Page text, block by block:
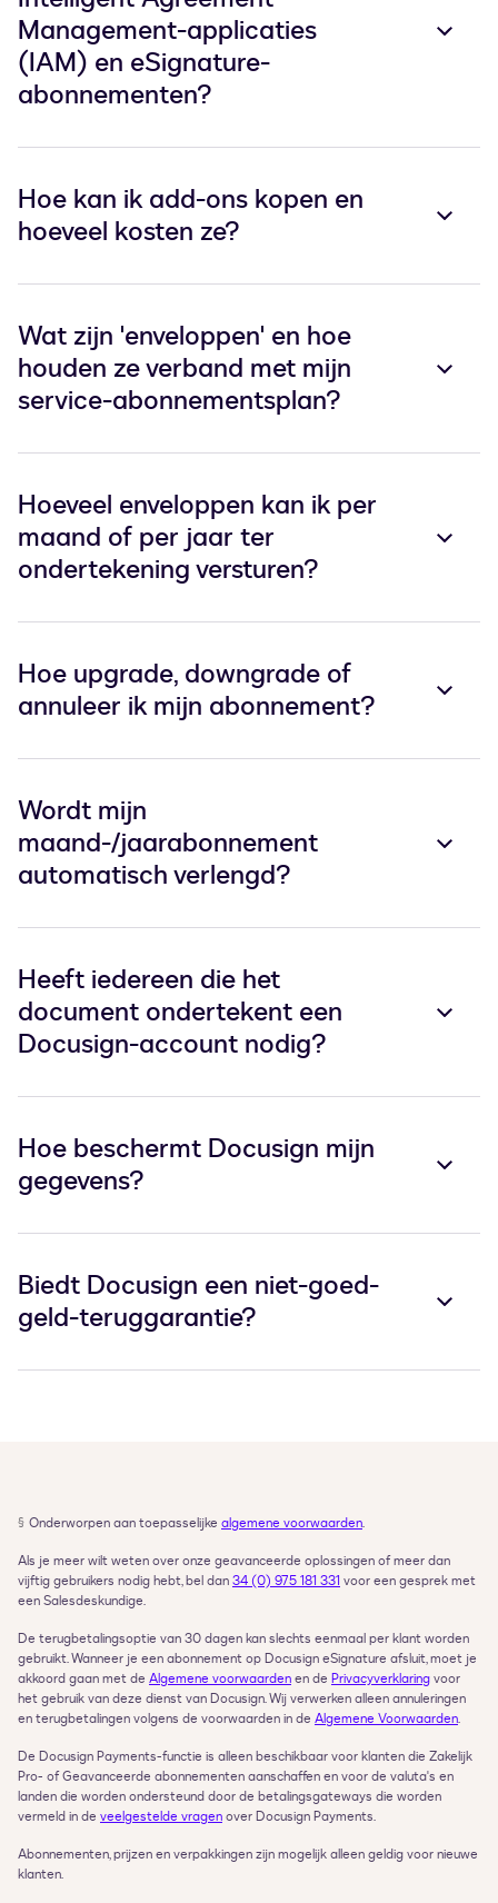
Management-applicaties
(IAM) en eSignature-
abonnementen?
Hoe kan ik add-ons kopen en
hoeveel kosten ze?
Wat zijn 'enveloppen' en hoe
houden ze verband met mijn
service-abonnementsplan?
Hoeveel enveloppen kan ik per
maand of per jaar ter
ondertekening versturen?
Hoe upgrade, downgrade of
annuleer ik mijn abonnement?
Wordt mijn
maand-/jaarabonnement
automatisch verlengd?
Heeft iedereen die het
document ondertekent een
Docusign-account nodig?
Hoe beschermt Docusign mijn
gegevens?
Biedt Docusign een niet-goed-
geld-teruggarantie?
§ Onderworpen aan toepasselijke algemene voorwaarden.
Als je meer wilt weten over onze geavanceerde oplossingen of meer dan
vijftig gebruikers nodig hebt, bel dan 34 (0) 975 181 331 voor een gesprek met
een Salesdeskundige.
De terugbetalingsoptie van 30 dagen kan slechts eenmaal per klant worden
gebruikt. Wanneer je een abonnement op Docusign eSignature afsluit, moet je
akkoord gaan met de Algemene voorwaarden en de Privacyverklaring voor
het gebruik van deze dienst van Docusign. Wij verwerken alleen annuleringen
en terugbetalingen volgens de voorwaarden in de Algemene Voorwaarden.
De Docusign Payments-functie is alleen beschikbaar voor klanten die Zakelijk
Pro- of Geavanceerde abonnementen aanschaffen en voor de valuta's en
landen die worden ondersteund door de betalingsgateways die worden
vermeld in de veelgestelde vragen over Docusign Payments.
Abonnementen, prijzen en verpakkingen zijn mogelijk alleen geldig voor nieuwe
klanten.